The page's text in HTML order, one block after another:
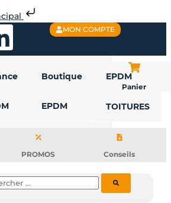
MON COMPTE
Boutique
EPDM
EPDM
TOITURES
Panier
PROMOS Conseils